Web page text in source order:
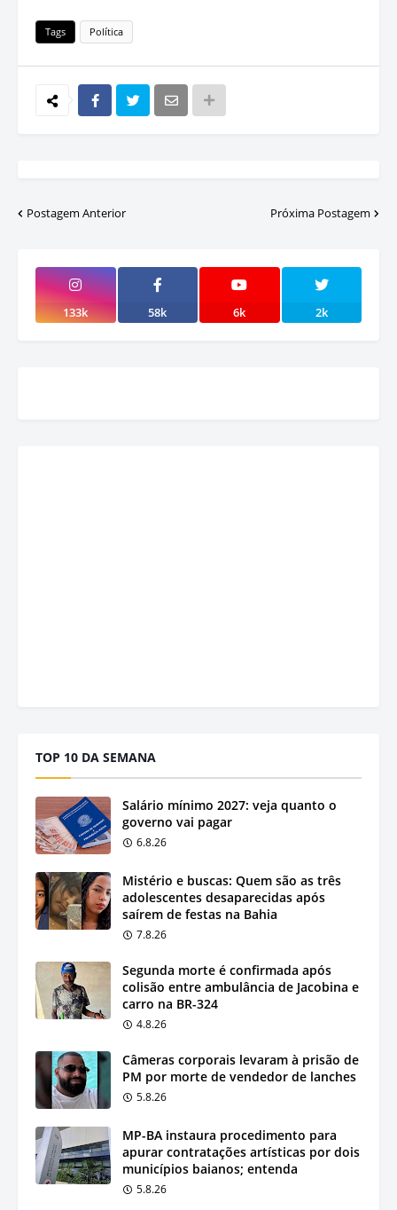
Tags Política
Postagem Anterior Próxima Postagem
133k 58k 6k 2k
TOP 10 DA SEMANA
Salário mínimo 2027: veja quanto o
governo vai pagar
6.8.26
Mistério e buscas: Quem são as três
adolescentes desaparecidas após
saírem de festas na Bahia
7.8.26
Segunda morte é confirmada após
colisão entre ambulância de Jacobina e
carro na BR-324
4.8.26
Câmeras corporais levaram à prisão de
PM por morte de vendedor de lanches
5.8.26
MP-BA instaura procedimento para
apurar contratações artísticas por dois
municípios baianos; entenda
5.8.26